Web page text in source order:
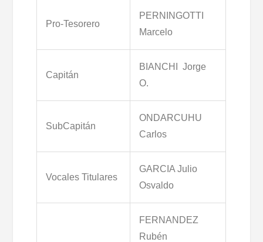
Pro-Tesorero
PERNINGOTTI
Marcelo
Capitán
BIANCHI Jorge
O.
SubCapitán
ONDARCUHU
Carlos
Vocales Titulares
GARCIA Julio
Osvaldo
FERNANDEZ
Rubén